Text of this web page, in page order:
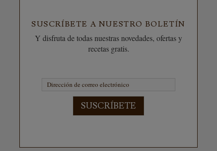
SUSCRÍBETE A NUESTRO BOLETÍN
Y disfruta de todas nuestras novedades, ofertas y
recetas gratis.
SUSCRÍBETE